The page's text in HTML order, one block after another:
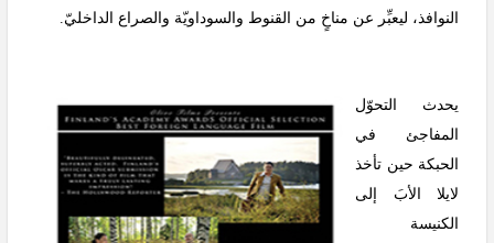
النوافذ، ليعبِّر عن مناخٍ من القنوط والسوداويّة والصراع الداخليّ.
يحدث التحوّل
المفاجئ في
الحبكة حين تأخذ
لايلا الأبَ إلى
الكنيسة